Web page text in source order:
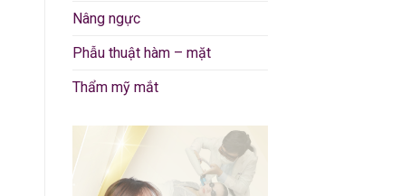
Nâng ngực
Phẫu thuật hàm – mặt
Thẩm mỹ mắt